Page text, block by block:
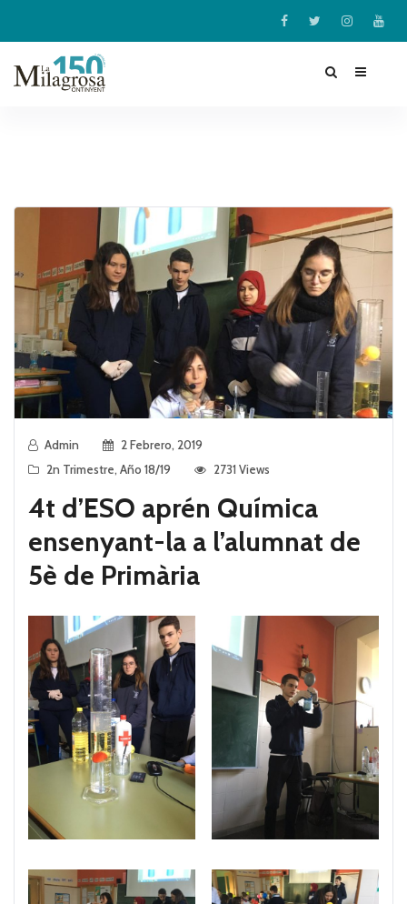
Admin
2 Febrero, 2019
2n Trimestre, Año 18/19 2731 Views
4t d’ESO aprén Química
ensenyant-la a l’alumnat de
5è de Primària